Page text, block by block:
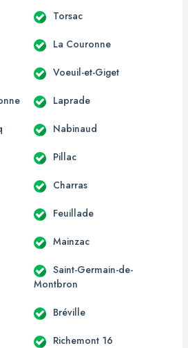
Torsac
La Couronne
Voeuil-et-Giget
Laprade
Nabinaud
Pillac
Charras
Feuillade
Mainzac
Saint-Germain-de-
Montbron
Bréville
Richemont 16